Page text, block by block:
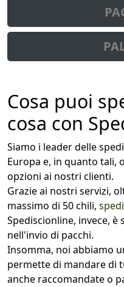
Cosa puoi
cosa con
Siamo i leader delle
Europa e, in quanto tali,
opzioni ai nostri clienti.
Grazie ai nostri servizi,
massimo di 50 chili,
Spediscionline, invece,
nell'invio di pacchi.
Insomma, noi abbiamo
permette di mandare di
anche raccomandate o